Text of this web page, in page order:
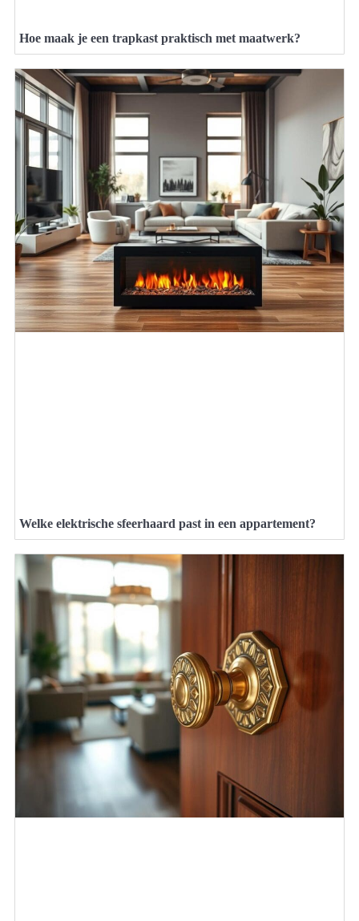
Hoe maak je een trapkast praktisch met maatwerk?
Welke elektrische sfeerhaard past in een appartement?